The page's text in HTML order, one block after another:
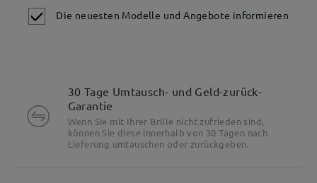
Die neuesten Modelle und Angebote informieren
30 Tage Umtausch- und Geld-zurück-
Garantie
Wenn Sie mit Ihrer Brille nicht zufrieden sind,
können Sie diese innerhalb von 30 Tagen nach
Lieferung umtauschen oder zurückgeben.